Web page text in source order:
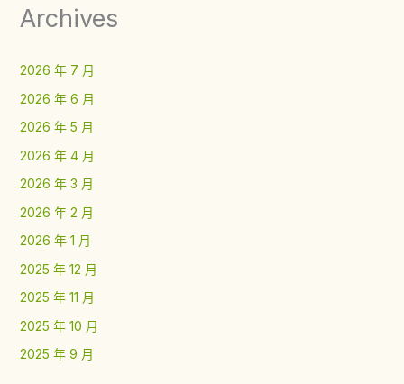
Archives
2026 年 7 月
2026 年 6 月
2026 年 5 月
2026 年 4 月
2026 年 3 月
2026 年 2 月
2026 年 1 月
2025 年 12 月
2025 年 11 月
2025 年 10 月
2025 年 9 月